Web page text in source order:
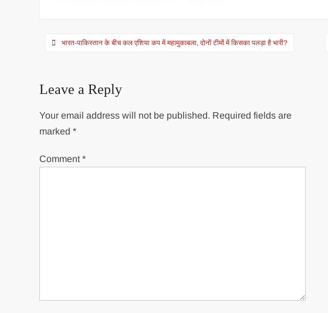
Postभारत-पाकिस्तान के बीच कल एश‍िया कप में महामुकाबला, दोनों टीमों में किसका पलड़ा है भारी?
Leave a Reply
Your email address will not be published. Required fields are
marked*
Comment*